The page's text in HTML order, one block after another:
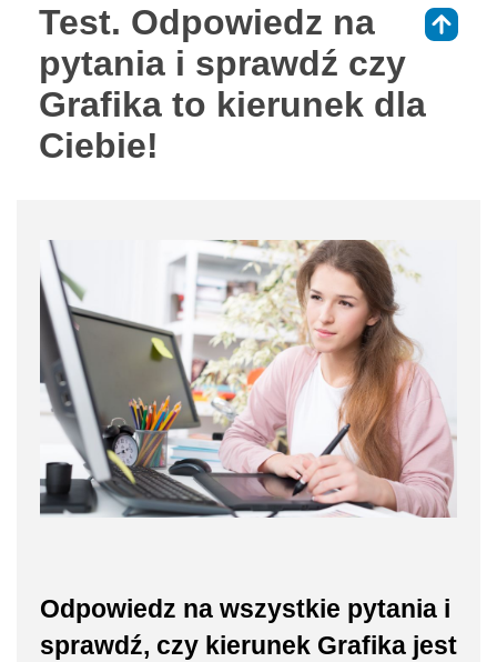
Test. Odpowiedz na
pytania i sprawdź czy
Grafika to kierunek dla
Ciebie!
Odpowiedz na wszystkie pytania i
sprawdź, czy kierunek Grafika jest